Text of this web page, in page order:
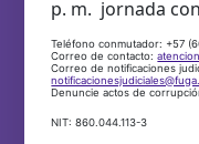
p. m. jornada
Teléfono conmutador: +57
Correo de contacto:
Correo de notificaciones
Denuncie actos de
NIT: 860.044.113-3